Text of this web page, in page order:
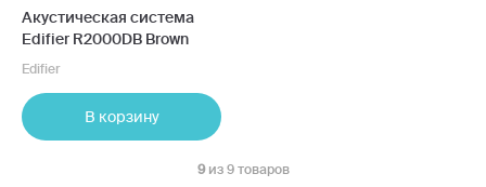
Акустическая система
Edifier R2000DB Brown
Edifier
В корзину
9 из 9 товаров